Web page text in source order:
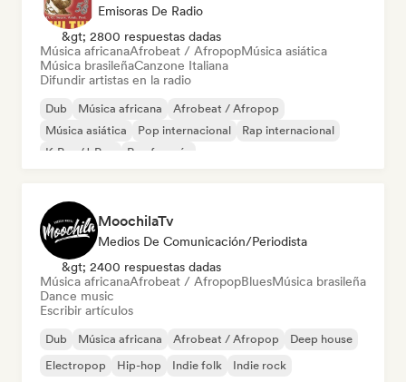
Emisoras De Radio
&gt; 2800 respuestas dadas
Música africanaAfrobeat / AfropopMúsica asiática
Música brasileñaCanzone Italiana
Difundir artistas en la radio
Dub Música africana
Afrobeat / Afropop
Música asiática
Pop internacional
Rap internacional
K-Pop/J-Pop
Rap francés
MoochilaTv
Medios De Comunicación/Periodista
&gt; 2400 respuestas dadas
Música africanaAfrobeat / AfropopBluesMúsica brasileña
Dance music
Escribir artículos
Dub Música africana Afrobeat / Afropop
Deep house
Electropop
Hip-hop Indie folk Indie rock